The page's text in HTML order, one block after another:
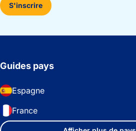
S'inscrire
Guides pays
Espagne
France